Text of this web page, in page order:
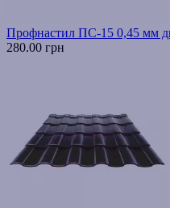
Профнастил ПС-15 0,45 мм
280.00 грн